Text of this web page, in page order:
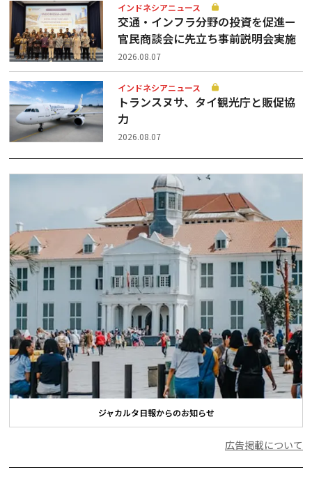
インドネシアニュース
交通・インフラ分野の投資を促進ー
官民商談会に先立ち事前説明会実施
2026.08.07
インドネシアニュース
トランスヌサ、タイ観光庁と販促協
力
2026.08.07
ジャカルタ日報からのお知らせ
広告掲載について